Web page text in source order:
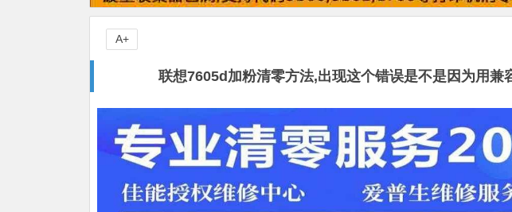
联想7605d加粉清零方法,出现这个错误是不是因为用兼
A+